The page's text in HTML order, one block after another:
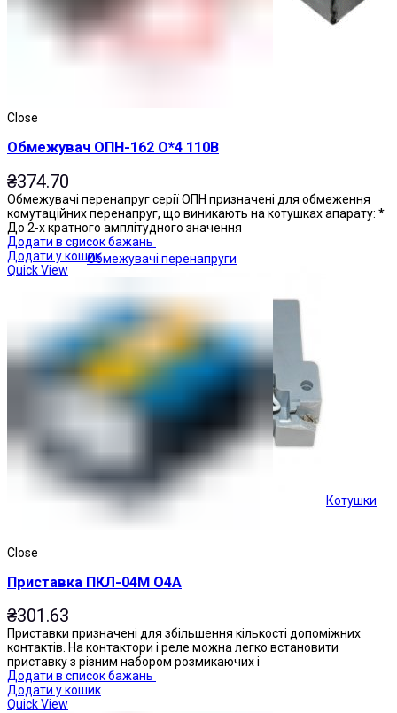
Обмежувачі перенапруги
Котушки
Кнопки керування
Close
Обмежувач ОПН-162 О*4 110В
₴374.70
Обмежувачі перенапруг серії ОПН призначені для обмеження
комутаційних перенапруг, що виникають на котушках апарату: *
До 2-х кратного амплітудного значення
Додати в список бажань
Додати у кошик
Quick View
Close
Приставка ПКЛ-04М О4А
₴301.63
Приставки призначені для збільшення кількості допоміжних
контактів. На контактори і реле можна легко встановити
приставку з різним набором розмикаючих і
Додати в список бажань
Додати у кошик
Quick View